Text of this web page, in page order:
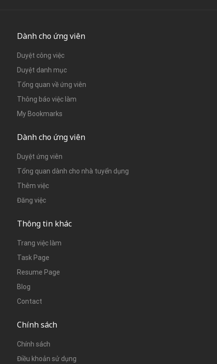
Dành cho ứng viên
Duyệt công việc
Duyệt danh mục
Tổng quan về ứng viên
Thông báo việc làm
My Bookmarks
Dành cho ứng viên
Duyệt ứng viên
Tổng quan dành cho nhà tuyển dụng
Thêm việc
Đăng việc
Thông tin khác
Trang việc làm
Task Page
Resume Page
Blog
Contact
Chính sách
Chính sách
Điều khoản sử dụng